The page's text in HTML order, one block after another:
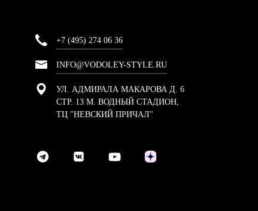
+7 (495) 274 06 36
INFO@VODOLEY-STYLE.RU
УЛ. АДМИРАЛА МАКАРОВА Д. 6
СТР. 13 М. ВОДНЫЙ СТАДИОН,
ТЦ "НЕВСКИЙ ПРИЧАЛ"